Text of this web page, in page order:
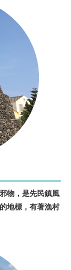
物，是先民鎮風
地標，有著漁村